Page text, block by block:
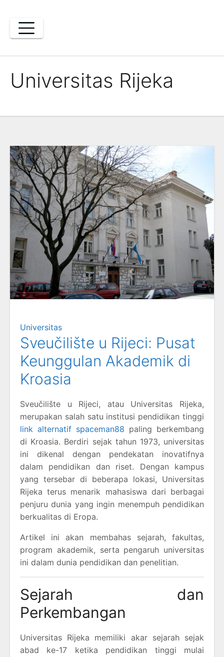
content
Universitas Rijeka
Universitas
Sveučilište u Rijeci: Pusat
Keunggulan Akademik di
Kroasia
Sveučilište u Rijeci, atau Universitas Rijeka,
merupakan salah satu institusi pendidikan tinggi
link alternatif spaceman88 paling berkembang
di Kroasia. Berdiri sejak tahun 1973, universitas
ini dikenal dengan pendekatan inovatifnya
dalam pendidikan dan riset. Dengan kampus
yang tersebar di beberapa lokasi, Universitas
Rijeka terus menarik mahasiswa dari berbagai
penjuru dunia yang ingin menempuh pendidikan
berkualitas di Eropa.
Artikel ini akan membahas sejarah, fakultas,
program akademik, serta pengaruh universitas
ini dalam dunia pendidikan dan penelitian.
Sejarah dan
Perkembangan
Universitas Rijeka memiliki akar sejarah sejak
abad ke-17 ketika pendidikan tinggi mulai